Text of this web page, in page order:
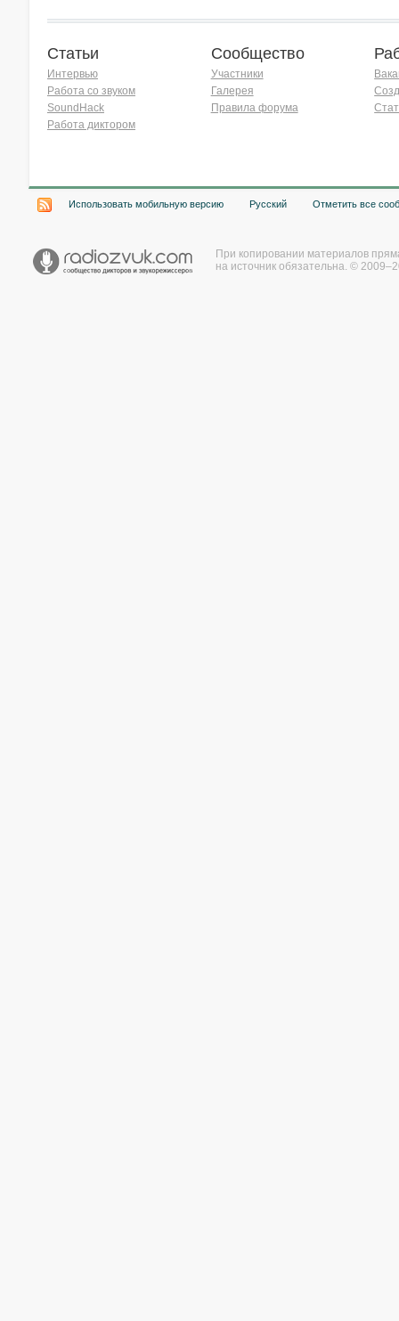
Статьи
Интервью
Работа со звуком
SoundHack
Работа диктором
Сообщество
Участники
Галерея
Правила форума
Использовать мобильную версию Русский Отметить все
При копировании материалов
на источник обязательна. ©